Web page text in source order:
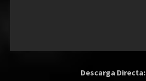
Descarga Directa: